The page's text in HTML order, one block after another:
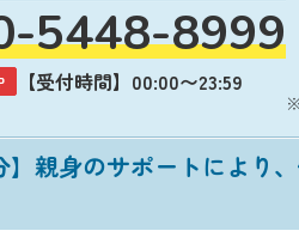
5448-8999
【受付時間】00:00〜23:59
】親身のサポートにより